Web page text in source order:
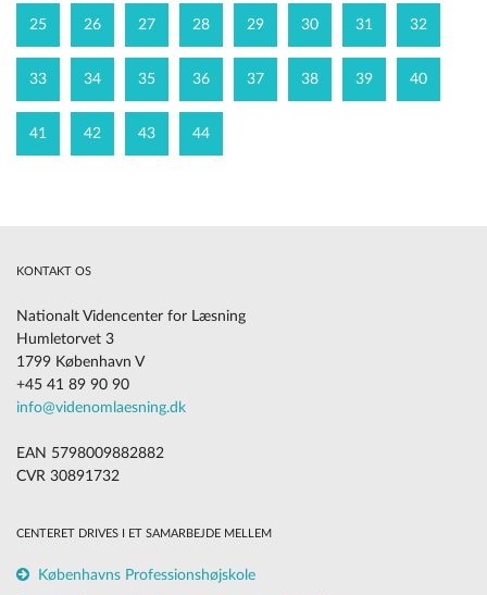
25 26 27 28 29 30 31 32
33 34 35 36 37 38 39 40
41 42 43 44
KONTAKT OS
Nationalt Videncenter for Læsning
Humletorvet 3
1799 København V
+45 41 89 90 90
info@videnomlaesning.dk
EAN 5798009882882
CVR 30891732
CENTERET DRIVES I ET SAMARBEJDE MELLEM
Københavns Professionshøjskole